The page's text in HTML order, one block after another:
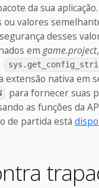
da sua
valores
desses
em game.project
extensão nativa em
para fornecer suas
as funções da
de partida está